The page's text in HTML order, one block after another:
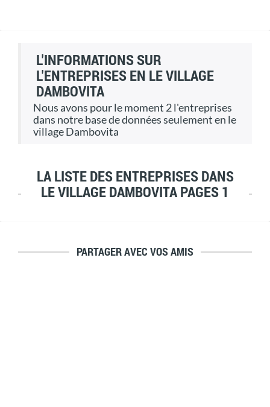
L'INFORMATIONS SUR
L'ENTREPRISES EN LE VILLAGE
DAMBOVITA
Nous avons pour le moment 2 l'entreprises
dans notre base de données seulement en le
village Dambovita
LA LISTE DES ENTREPRISES DANS
LE VILLAGE DAMBOVITA PAGES 1
PARTAGER AVEC VOS AMIS